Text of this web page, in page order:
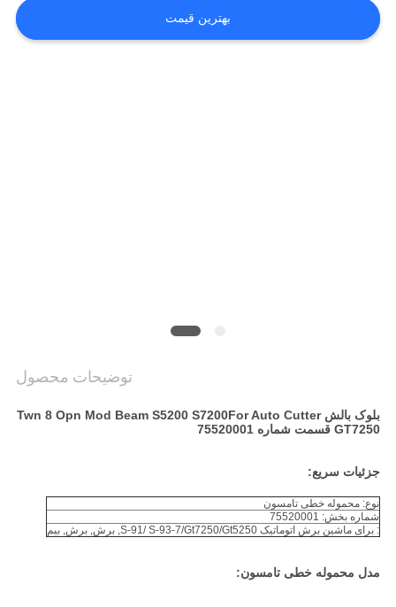
درخواست
نقل قول
بهترین قیمت
توضیحات محصول
بلوک بالش Twn 8 Opn Mod Beam S5200 S7200For Auto Cutter
GT7250 قسمت شماره 75520001
جزئیات سریع:
نوع: محموله خطی تامسون
شماره بخش: 75520001
: برای ماشین برش اتوماتیک S-91/ S-93-7/Gt7250/Gt5250, برش, برش, بیم
مدل محموله خطی تامسون: